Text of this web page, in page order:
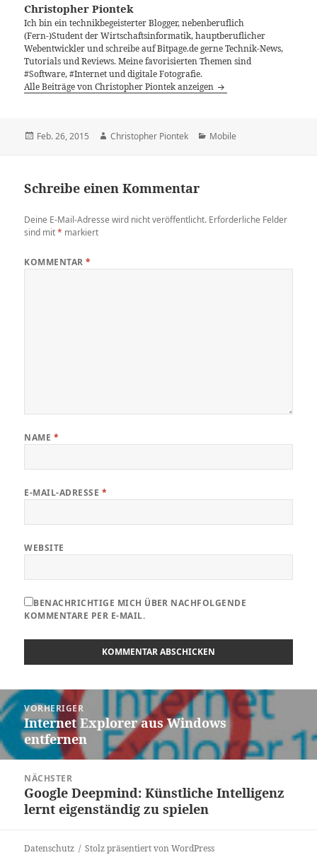
Christopher Piontek
Ich bin ein technikbegeisterter Blogger, nebenberuflich
(Fern-)Student der Wirtschaftsinformatik, hauptberuflicher
Webentwickler und schreibe auf Bitpage.de gerne Technik-News,
Tutorials und Reviews. Meine favorisierten Themen sind
#Software, #Internet und digitale Fotografie.
Alle Beiträge von Christopher Piontek anzeigen
Veröffentlicht
Feb. 26, 2015 Autor
Christopher Piontek Kategorien
Mobile
Schreibe einen Kommentar
Deine E-Mail-Adresse wird nicht veröffentlicht. Erforderliche Felder
sind mit* markiert
KOMMENTAR*
NAME *
E-MAIL-ADRESSE *
WEBSITE
BENACHRICHTIGE MICH ÜBER NACHFOLGENDE
KOMMENTARE PER E-MAIL.
Beitragsnavigation
VORHERIGER
Vorheriger
Beitrag:
Internet Explorer aus Windows
entfernen
NÄCHSTER
Nächster
Beitrag:
Google Deepmind: Künstliche Intelligenz
lernt eigenständig zu spielen
Datenschutz Stolz präsentiert von WordPress